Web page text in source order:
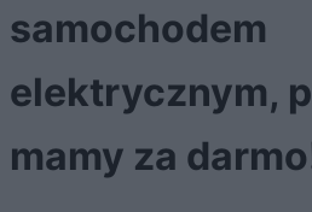
samochodem
elektrycznym,
mamy za